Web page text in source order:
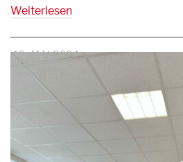
Weiterlesen
19. MAI 2024